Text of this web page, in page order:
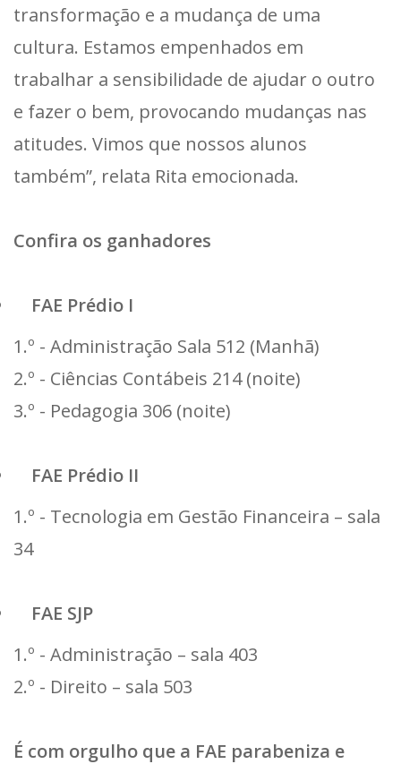
transformação e a mudança de uma
cultura. Estamos empenhados em
trabalhar a sensibilidade de ajudar o outro
e fazer o bem, provocando mudanças nas
atitudes. Vimos que nossos alunos
também”, relata Rita emocionada.
Confira os ganhadores
FAE Prédio I
1.º - Administração Sala 512 (Manhã)
2.º - Ciências Contábeis 214 (noite)
3.º - Pedagogia 306 (noite)
FAE Prédio II
1.º - Tecnologia em Gestão Financeira – sala
34
FAE SJP
1.º - Administração – sala 403
2.º - Direito – sala 503
É com orgulho que a FAE parabeniza e